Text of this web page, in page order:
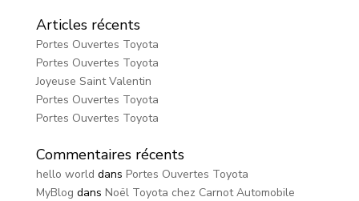
Articles récents
Portes Ouvertes Toyota
Portes Ouvertes Toyota
Joyeuse Saint Valentin
Portes Ouvertes Toyota
Portes Ouvertes Toyota
Commentaires récents
hello world dans Portes Ouvertes Toyota
MyBlog dans Noël Toyota chez Carnot Automobile